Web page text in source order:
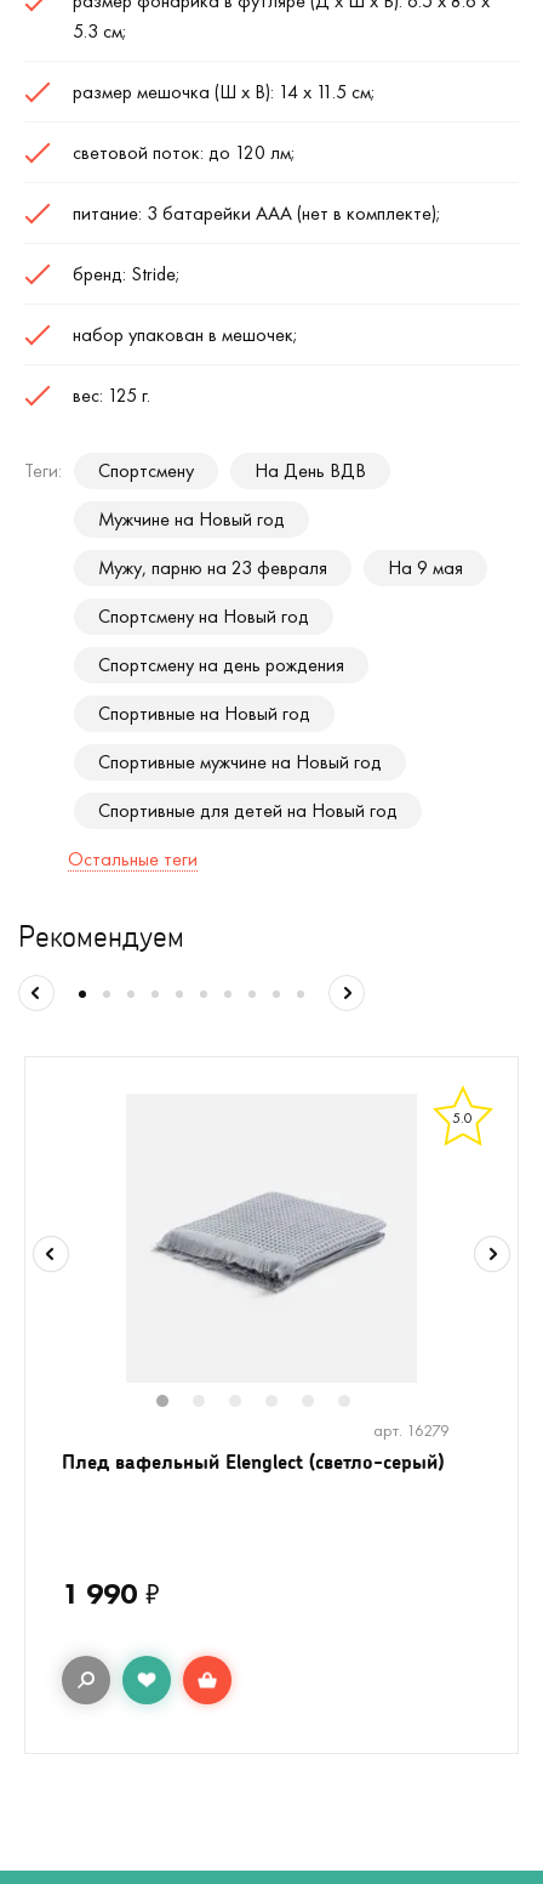
5.3 см;
размер мешочка (Ш х В): 14 х 11.5 см;
световой поток: до 120 лм;
питание: 3 батарейки ААА (нет в комплекте);
бренд: Stride;
набор упакован в мешочек;
вес: 125 г.
Теги: Спортсмену
На День ВДВ
Мужчине на Новый год
Мужу, парню на 23 февраля
На 9 мая
Спортсмену на Новый год
Спортсмену на день рождения
Спортивные на Новый год
Спортивные мужчине на Новый год
Спортивные для детей на Новый год
Остальные теги
Рекомендуем
5.0
арт. 16279
Плед вафельный Elenglect (светло-серый)
1 990 ₽